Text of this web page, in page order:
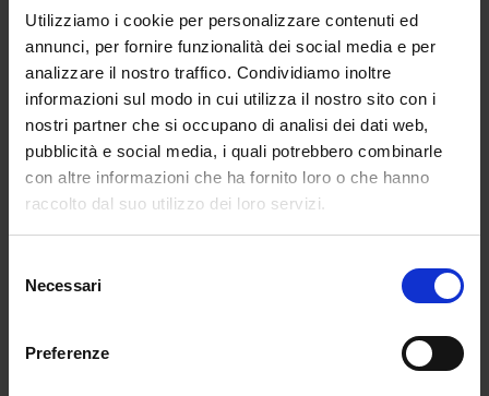
Utilizziamo i cookie per personalizzare contenuti ed
annunci, per fornire funzionalità dei social media e per
analizzare il nostro traffico. Condividiamo inoltre
informazioni sul modo in cui utilizza il nostro sito con i
nostri partner che si occupano di analisi dei dati web,
pubblicità e social media, i quali potrebbero combinarle
con altre informazioni che ha fornito loro o che hanno
raccolto dal suo utilizzo dei loro servizi.
delNecessari
Preferenze
Certificazione INDIRE nello scioglimento della
riserva: modalità, tempi e perché è utile ottenerla
I 24 punti in più per concorso o percorso 30 CFU
vanno richiesti
INDIRE triennalisti ed estero. Si possono
presentare più domande contemporaneamente?
ART.6 INDIRE PUBBLICATO IL DECRETO